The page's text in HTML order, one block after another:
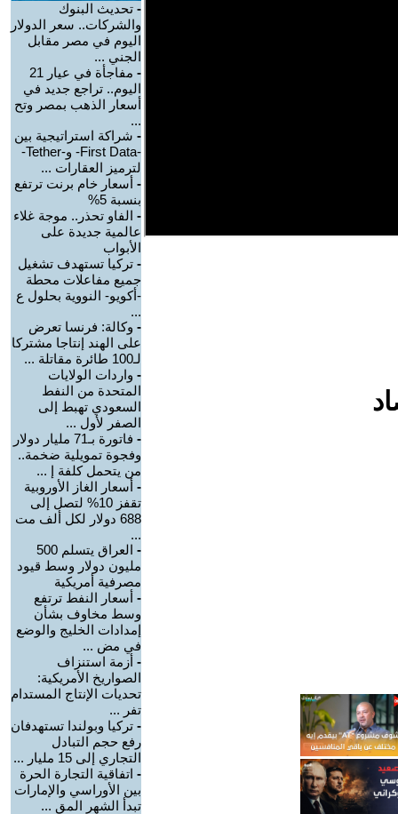
- تحديث البنوك
والشركات.. سعر الدولار
اليوم في مصر مقابل
الجني ...
-
مفاجأة في عيار 21
اليوم.. تراجع جديد في
أسعار الذهب بمصر وتح
...
- شراكة استراتيجية بين
-First Data- و-Tether-
لترميز العقارات ...
- أسعار خام برنت ترتفع
بنسبة 5%
- الفاو تحذر.. موجة غلاء
عالمية جديدة على
الأبواب
- تركيا تستهدف تشغيل
جميع مفاعلات محطة
-أكويو- النووية بحلول ع
...
- وكالة: فرنسا تعرض
على الهند إنتاجا مشتركا
لـ100 طائرة مقاتلة ...
- واردات الولايات
المتحدة من النفط
السعودي تهبط إلى
الصفر لأول ...
-
فاتورة بـ71 مليار دولار
وفجوة تمويلية ضخمة..
من يتحمل كلفة إ ...
- أسعار الغاز الأوروبية
تقفز 10% لتصل إلى
688 دولار لكل ألف مت
...
-
العراق يتسلم 500
مليون دولار وسط قيود
مصرفية أمريكية
- أسعار النفط ترتفع
وسط مخاوف بشأن
إمدادات الخليج والوضع
في مض ...
- أزمة استنزاف
الصواريخ الأمريكية:
تحديات الإنتاج المستدام
تفر ...
- تركيا وبولندا تستهدفان
رفع حجم التبادل
التجاري إلى 15 مليار ...
- اتفاقية التجارة الحرة
بين الأوراسي والإمارات
تبدأ الشهر المق ...